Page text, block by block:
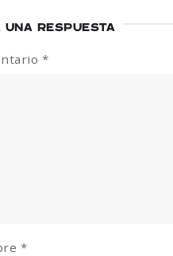
UNA RESPUESTA
*
*